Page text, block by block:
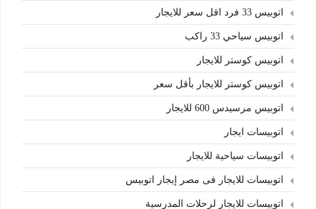
اتوبيس 33 فرد اقل سعر للايجار
اتوبيس سياحي 33 راكب
اتوبيس كوستر للايجار
اتوبيس كوستر للايجار بأقل سعر
اتوبيس مرسيدس 600 للايجار
اتوبيسات ايجار
اتوبيسات سياحية للايجار
اتوبيسات للايجار فى مصر إيجار اتوبيس
اتوبيسات للايجار لرحلات المدرسية